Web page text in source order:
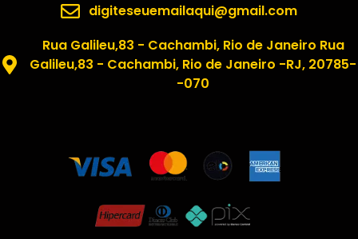
digiteseuemailaqui@gmail.com
Rua Galileu,83 - Cachambi, Rio de Janeiro Rua
Galileu,83 - Cachambi, Rio de Janeiro -RJ, 20785-
-070